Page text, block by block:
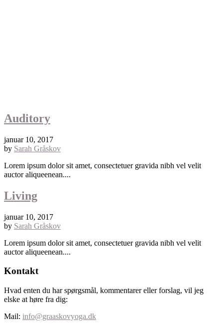
Auditory
januar 10, 2017
by Sarah Gråskov
Lorem ipsum dolor sit amet, consectetuer gravida nibh vel velit
auctor aliqueenean....
Living
januar 10, 2017
by Sarah Gråskov
Lorem ipsum dolor sit amet, consectetuer gravida nibh vel velit
auctor aliqueenean....
Kontakt
Hvad enten du har spørgsmål, kommentarer eller forslag, vil jeg
elske at høre fra dig:
Mail: info@graaskovyoga.dk